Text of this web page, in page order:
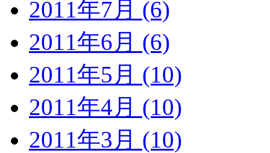
2011年7月 (6)
2011年6月 (6)
2011年5月 (10)
2011年4月 (10)
2011年3月 (10)